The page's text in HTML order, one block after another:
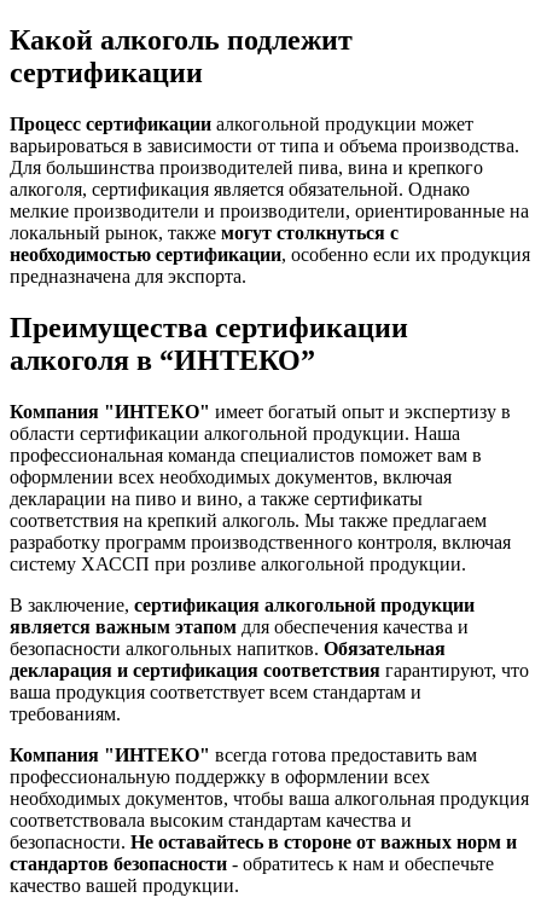
Какой алкоголь подлежит
сертификации
Процесс сертификации алкогольной продукции может
варьироваться в зависимости от типа и объема производства.
Для большинства производителей пива, вина и крепкого
алкоголя, сертификация является обязательной. Однако
мелкие производители и производители, ориентированные на
локальный рынок, также могут столкнуться с
необходимостью сертификации, особенно если их продукция
предназначена для экспорта.
Преимущества сертификации
алкоголя в “ИНТЕКО”
Компания "ИНТЕКО" имеет богатый опыт и экспертизу в
области сертификации алкогольной продукции. Наша
профессиональная команда специалистов поможет вам в
оформлении всех необходимых документов, включая
декларации на пиво и вино, а также сертификаты
соответствия на крепкий алкоголь. Мы также предлагаем
разработку программ производственного контроля, включая
систему ХАССП при розливе алкогольной продукции.
В заключение, сертификация алкогольной продукции
является важным этапом для обеспечения качества и
безопасности алкогольных напитков. Обязательная
декларация и сертификация соответствия гарантируют, что
ваша продукция соответствует всем стандартам и
требованиям.
Компания "ИНТЕКО" всегда готова предоставить вам
профессиональную поддержку в оформлении всех
необходимых документов, чтобы ваша алкогольная продукция
соответствовала высоким стандартам качества и
безопасности. Не оставайтесь в стороне от важных норм и
стандартов безопасности - обратитесь к нам и обеспечьте
качество вашей продукции.